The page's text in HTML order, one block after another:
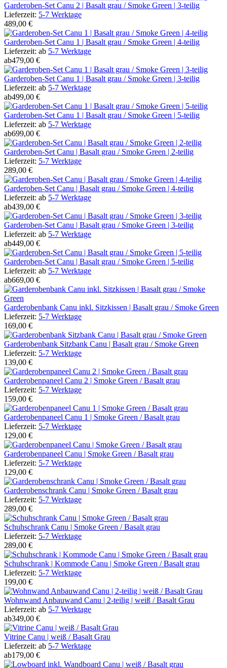
Garderoben-Set Canu 2 | Basalt grau / Smoke Green | 3-teilig
Lieferzeit: 5-7 Werktage
489,00 €
Garderoben-Set Canu 1 | Basalt grau / Smoke Green | 4-teilig
Lieferzeit: ab 5-7 Werktage
ab479,00 €
Garderoben-Set Canu 1 | Basalt grau / Smoke Green | 3-teilig
Lieferzeit: ab 5-7 Werktage
ab499,00 €
Garderoben-Set Canu 1 | Basalt grau / Smoke Green | 5-teilig
Lieferzeit: ab 5-7 Werktage
ab699,00 €
Garderoben-Set Canu | Basalt grau / Smoke Green | 2-teilig
Lieferzeit: 5-7 Werktage
289,00 €
Garderoben-Set Canu | Basalt grau / Smoke Green | 4-teilig
Lieferzeit: ab 5-7 Werktage
ab439,00 €
Garderoben-Set Canu | Basalt grau / Smoke Green | 3-teilig
Lieferzeit: ab 5-7 Werktage
ab449,00 €
Garderoben-Set Canu | Basalt grau / Smoke Green | 5-teilig
Lieferzeit: ab 5-7 Werktage
ab669,00 €
Garderobenbank Canu inkl. Sitzkissen | Basalt grau / Smoke Green
Lieferzeit: 5-7 Werktage
169,00 €
Garderobenbank Sitzbank Canu | Basalt grau / Smoke Green
Lieferzeit: 5-7 Werktage
139,00 €
Garderobenpaneel Canu 2 | Smoke Green / Basalt grau
Lieferzeit: 5-7 Werktage
159,00 €
Garderobenpaneel Canu 1 | Smoke Green / Basalt grau
Lieferzeit: 5-7 Werktage
129,00 €
Garderobenpaneel Canu | Smoke Green / Basalt grau
Lieferzeit: 5-7 Werktage
129,00 €
Garderobenschrank Canu | Smoke Green / Basalt grau
Lieferzeit: 5-7 Werktage
289,00 €
Schuhschrank Canu | Smoke Green / Basalt grau
Lieferzeit: 5-7 Werktage
289,00 €
Schuhschrank | Kommode Canu | Smoke Green / Basalt grau
Lieferzeit: 5-7 Werktage
199,00 €
Wohnwand Anbauwand Canu | 2-teilig | weiß / Basalt Grau
Lieferzeit: ab 5-7 Werktage
ab349,00 €
Vitrine Canu | weiß / Basalt Grau
Lieferzeit: ab 5-7 Werktage
ab179,00 €